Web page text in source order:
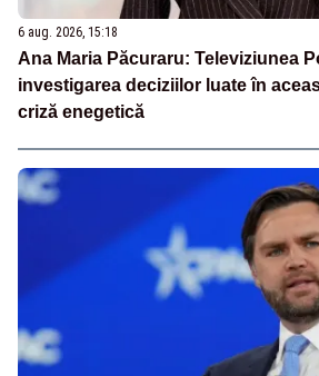
6 aug. 2026, 15:18
Ana Maria Păcuraru: Televiziunea
investigarea deciziilor luate în
criză enegetică